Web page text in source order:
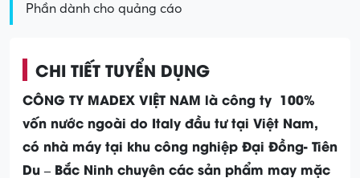
Phần dành cho quảng cáo
CHI TIẾT TUYỂN DỤNG
CÔNG TY MADEX VIỆT NAM là công ty 100%
vốn nước ngoài do Italy đầu tư tại Việt Nam,
có nhà máy tại khu công nghiệp Đại Đồng- Tiên
Du – Bắc Ninh chuyên các sản phẩm may mặc